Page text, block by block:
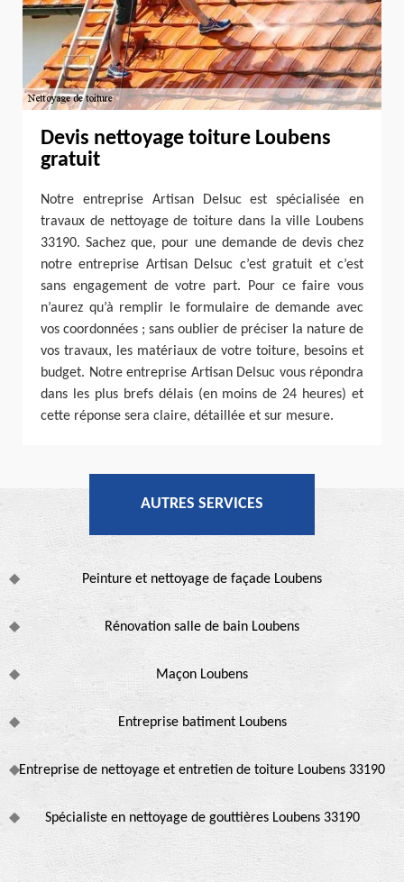
Devis nettoyage toiture Loubens
gratuit
Notre entreprise Artisan Delsuc est spécialisée en
travaux de nettoyage de toiture dans la ville Loubens
33190. Sachez que, pour une demande de devis chez
notre entreprise Artisan Delsuc c’est gratuit et c’est
sans engagement de votre part. Pour ce faire vous
n’aurez qu’à remplir le formulaire de demande avec
vos coordonnées ; sans oublier de préciser la nature de
vos travaux, les matériaux de votre toiture, besoins et
budget. Notre entreprise Artisan Delsuc vous répondra
dans les plus brefs délais (en moins de 24 heures) et
cette réponse sera claire, détaillée et sur mesure.
AUTRES SERVICES
Peinture et nettoyage de façade Loubens
Rénovation salle de bain Loubens
Maçon Loubens
Entreprise batiment Loubens
Entreprise de nettoyage et entretien de toiture Loubens 33190
Spécialiste en nettoyage de gouttières Loubens 33190